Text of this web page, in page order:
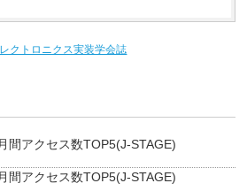
クトロニクス実装学会誌
アクセス数TOP5(J-STAGE)
アクセス数TOP5(J-STAGE)